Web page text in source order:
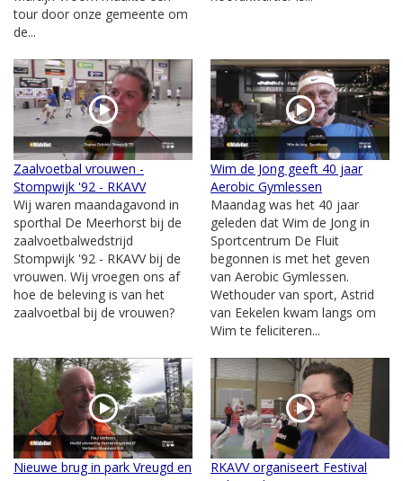
tour door onze gemeente om
de...
Zaalvoetbal vrouwen -
Stompwijk '92 - RKAVV
Wij waren maandagavond in
sporthal De Meerhorst bij de
zaalvoetbalwedstrijd
Stompwijk '92 - RKAVV bij de
vrouwen. Wij vroegen ons af
hoe de beleving is van het
zaalvoetbal bij de vrouwen?
Wim de Jong geeft 40 jaar
Aerobic Gymlessen
Maandag was het 40 jaar
geleden dat Wim de Jong in
Sportcentrum De Fluit
begonnen is met het geven
van Aerobic Gymlessen.
Wethouder van sport, Astrid
van Eekelen kwam langs om
Wim te feliciteren...
Nieuwe brug in park Vreugd en
RKAVV organiseert Festival